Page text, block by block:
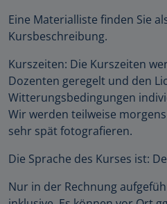
Eine Materialliste finden Sie
Kursbeschreibung.
Kurszeiten: Die Kurszeiten
Dozenten geregelt und den
Witterungsbedingungen
Wir werden teilweise
sehr spät fotografieren.
Die Sprache des Kurses ist:
Nur in der Rechnung